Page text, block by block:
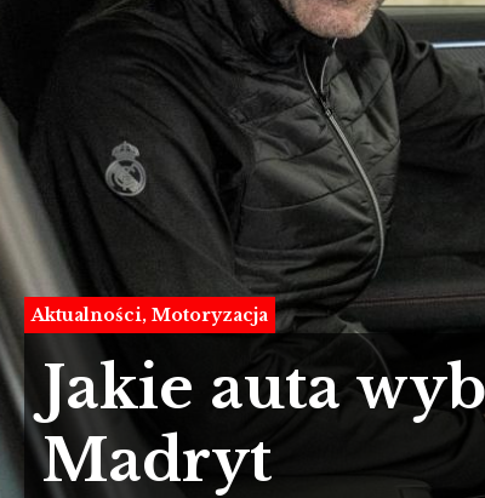
Aktualności Motoryzacja
Jakie auta
Madryt